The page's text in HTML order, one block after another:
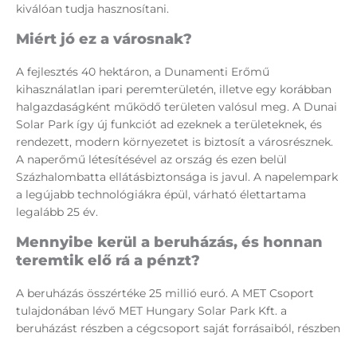
kiválóan tudja hasznosítani.
Miért jó ez a városnak?
A fejlesztés 40 hektáron, a Dunamenti Erőmű
kihasználatlan ipari peremterületén, illetve egy korábban
halgazdaságként működő területen valósul meg. A Dunai
Solar Park így új funkciót ad ezeknek a területeknek, és
rendezett, modern környezetet is biztosít a városrésznek.
A naperőmű létesítésével az ország és ezen belül
Százhalombatta ellátásbiztonsága is javul. A napelempark
a legújabb technológiákra épül, várható élettartama
legalább 25 év.
Mennyibe kerül a beruházás, és honnan
teremtik elő rá a pénzt?
A beruházás összértéke 25 millió euró. A MET Csoport
tulajdonában lévő MET Hungary Solar Park Kft. a
beruházást részben a cégcsoport saját forrásaiból, részben